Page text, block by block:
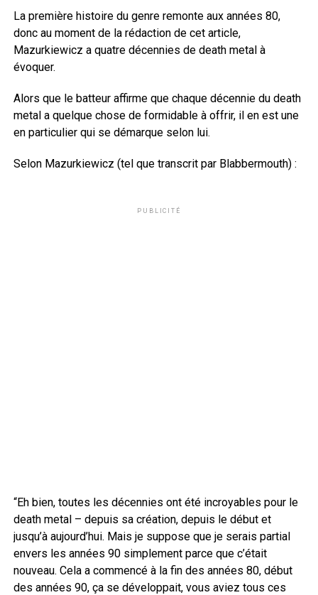
La première histoire du genre remonte aux années 80,
donc au moment de la rédaction de cet article,
Mazurkiewicz a quatre décennies de death metal à
évoquer.
Alors que le batteur affirme que chaque décennie du death
metal a quelque chose de formidable à offrir, il en est une
en particulier qui se démarque selon lui.
Selon Mazurkiewicz (tel que transcrit par Blabbermouth) :
PUBLICITÉ
“Eh bien, toutes les décennies ont été incroyables pour le
death metal – depuis sa création, depuis le début et
jusqu’à aujourd’hui. Mais je suppose que je serais partial
envers les années 90 simplement parce que c’était
nouveau. Cela a commencé à la fin des années 80, début
des années 90, ça se développait, vous aviez tous ces